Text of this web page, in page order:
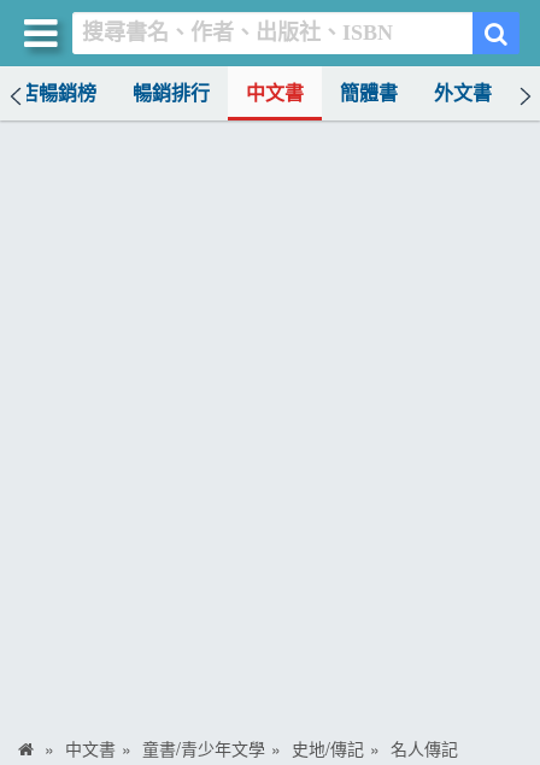
書店暢銷榜 暢銷排行 中文書 簡體書 外文書
中文書 童書/青少年文學 史地/傳記 名人傳記
買書網